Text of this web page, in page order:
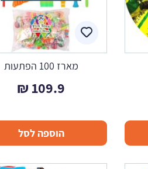
מארז 100 הפתעות
109.9
₪
הוספה לסל